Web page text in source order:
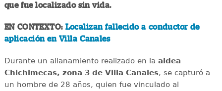
que fue localizado sin vida.
EN CONTEXTO:Localizan fallecido a conductor de
aplicación en Villa Canales
Durante un allanamiento realizado en la aldea
Chichimecas, zona 3 de Villa Canales, se capturó a
un hombre de 28 años, quien fue vinculado al